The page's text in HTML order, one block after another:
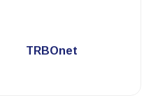
TRBOnet